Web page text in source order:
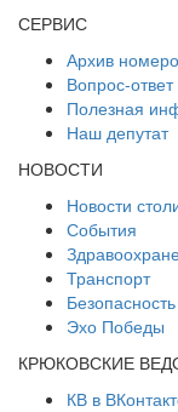
СЕРВИС
Архив
Вопрос-ответ
Полезная
Наш депутат
НОВОСТИ
Новости
События
Транспорт
Безопасность
Эхо Победы
КРЮКОВСКИЕ
КВ в